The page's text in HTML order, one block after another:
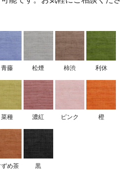
青藤 松煙 柿渋 利休
菜種 濃紅 ピンク 橙
め茶 黒